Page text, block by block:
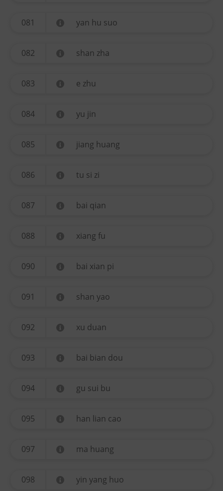
081 yan hu suo
082 shan zha
083 e zhu
084 yu jin
085 jiang huang
086 tu si zi
087 bai qian
088 xiang fu
090 bai xian pi
091 shan yao
092 xu duan
093 bai bian dou
094 gu sui bu
095 han lian cao
097 ma huang
098 yin yang huo